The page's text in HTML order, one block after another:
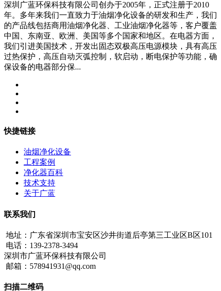
深圳广蓝环保科技有限公司创办于2005年，正式注册于2010
年。多年来我们一直致力于油烟净化设备的研发和生产，我们
的产品线包括商用油烟净化器、工业油烟净化器等，客户覆盖
中国、东南亚、欧洲、美国等多个国家和地区。在电器方面，
我们引进美国技术，开发出固态双极高压电源模块，具有高压
过热保护，高压自动灭弧控制，软启动，断电保护等功能，确
保设备的电器部分保...
快捷链接
油烟净化设备
工程案例
净化器百科
技术支持
关于广蓝
联系我们
地址：广东省深圳市宝安区沙井街道后亭第三工业区B区101
电话：139-2378-3494
深圳市广蓝环保科技有限公司
邮箱：578941931@qq.com
扫描二维码